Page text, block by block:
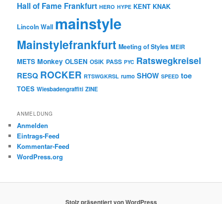
Hall of Fame Frankfurt HERO HYPE KENT KNAK
Lincoln Wall mainstyle
Mainstylefrankfurt Meeting of Styles MEIR
METS Monkey OLSEN OSIK PASS PYC Ratswegkreisel
RESQ ROCKER RTSWGKRSL rumo SHOW SPEED toe
TOES Wiesbadengraffiti ZINE
ANMELDUNG
Anmelden
Eintrags-Feed
Kommentar-Feed
WordPress.org
Stolz präsentiert von WordPress